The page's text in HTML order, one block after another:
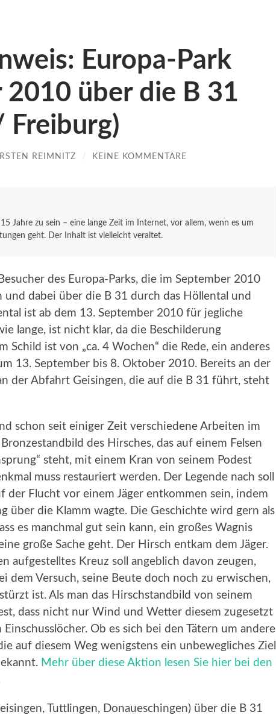
Europa-Park
2010 über die B 31
Freiburg)
REIMNITZ / KEINE KOMMENTARE
Jahre zu sein – eine lange Zeit im Internet, vor allem, wenn es um
geht. Der Inhalt ist vielleicht veraltet.
des Europa-Parks, die im September 2010
und dabei über die B 31 durch das Höllental und
ist ab dem 13. September 2010 für jegliche
lange, ist nicht klar, da die Beschilderung
Schild ist von „ca. 4 Wochen“ die Rede, ein anderes
13. September bis 8. Oktober 2010. Bereits an der
der Abfahrt Geisingen, die auf die B 31 führt, steht
schon seit einiger Zeit verschiedene Arbeiten im
des Hirsches, das auf einem Felsen
steht, mit einem Kran von seinem Podest
muss restauriert werden. Der Legende nach soll
der Flucht vor einem Jäger entkommen sein, indem
über die Klamm wagte. Die Geschichte wird gern als
es manchmal gut sein kann, ein großes Wagnis
große Sache geht. Der Hirsch entkam dem Jäger.
aufgestelltes Kreuz soll angeblich davon zeugen,
dem Versuch, seine Beute doch noch zu erwischen,
ist. Als man das Hirschstandbild von seinem
dass nicht nur Wind und Wetter diesem zugesetzt
Ob es sich bei den Tätern um andere
auf diesem Weg wenigstens ein unbewegliches Ziel
Mehr über diese Aktion lesen Sie hier bei den
Tuttlingen, Donaueschingen) über die B 31